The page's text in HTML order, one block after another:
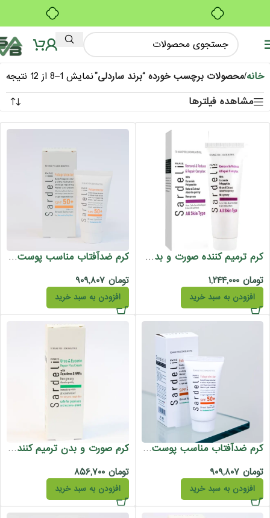
خانه/محصولات برچسب خورده “برند ساردلی”نمایش 1–8 از 12 نتیجه
مشاهده فیلترها
کرم ترمیم کننده صورت و بدن ساردلی 75 میل
تومان
افزودن به سبد خرید
کرم ضدآفتاب مناسب پوست نرمال و خشک ساردلی 50 میل
تومان
افزودن به سبد خرید
کرم ضدآفتاب مناسب پوست چرب و مختلط ساردلی 50 میل
تومان
افزودن به سبد خرید
کرم صورت و بدن ترمیم کننده، اوره و اوسرین ساردلی 75 میل
تومان
افزودن به سبد خرید